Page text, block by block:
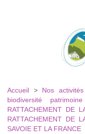
Accueil > Nos activités
biodiversité patrimoine
RATTACHEMENT DE
RATTACHEMENT DE
SAVOIE ET LA FRANCE